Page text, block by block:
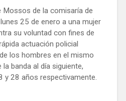
Mossos de la comisaría de
25 de enero a una mujer
su voluntad con fines de
actuación policial
los hombres en el mismo
banda al día siguiente,
y 28 años respectivamente.